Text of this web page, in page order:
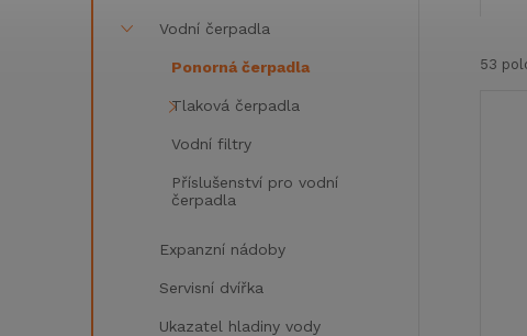
Vodní čerpadla
Ponorná čerpadla
Tlaková čerpadla
Vodní filtry
Příslušenství pro vodní
čerpadla
Expanzní nádoby
Servisní dvířka
Ukazatel hladiny vody
53